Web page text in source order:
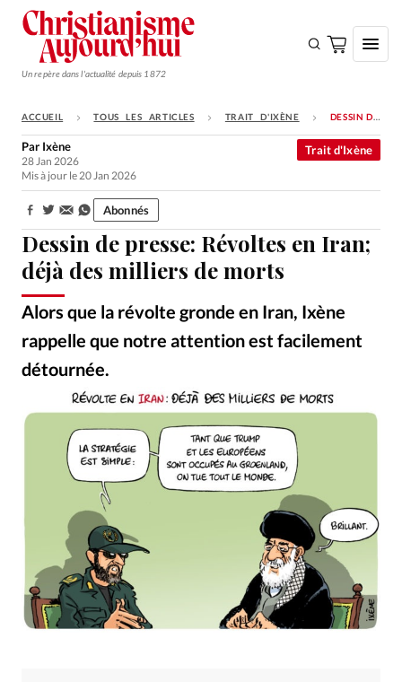
Un repère dans l'actualité depuis 1872
S'ABONNER
Monde
Opinions
Tous les articles
Faire un don
Se connecter
Édition: Internationale
Devise:
RUBRIQUES
Tous les articles
Actualité chrétienne
Actualité internationale
Chronique
Culture
Dossier
Eglises Génération réveil
Monde
Opinions
Publireportage
Relations Aujourd'hui
Société
Tour du monde des Eglises
Trait d'Ixène
Vécu
Vie Intérieure
ACCUEIL TOUS LES ARTICLES TRAIT D'IXÈNE DESSIN DE PRESSE: RÉVOLTES EN IRAN; DÉJÀ DES MILLIERS DE MORTS
Dessin de presse: Révoltes en Iran;
déjà des milliers de morts
Alors que la révolte gronde en Iran, Ixène
rappelle que notre attention est facilement
détournée.
Trait d'Ixène
Par Ixène
28 Jan 2026
Mis à jour le 20 Jan 2026
Partager: Abonnés